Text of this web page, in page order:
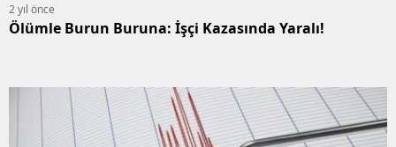
2 yıl önce
Ölümle Burun Buruna: İşçi Kazasında Yaralı!